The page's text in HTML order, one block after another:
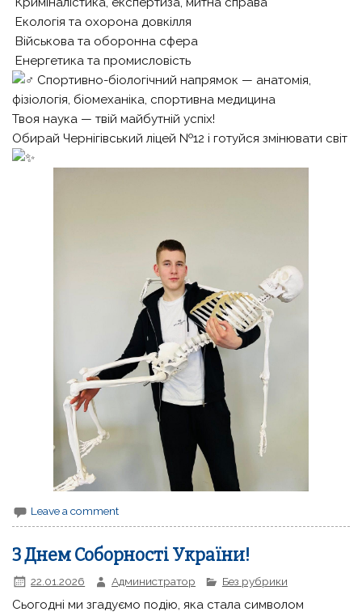
Екологія та охорона довкілля
Військова та оборонна сфера
Енергетика та промисловість
Спортивно-біологічний напрямок — анатомія,
фізіологія, біомеханіка, спортивна медицина
Твоя наука — твій майбутній успіх!
Обирай Чернігівський ліцей №12 і готуйся змінювати світ
Leave a comment
З Днем Соборності України!
22.01.2026 Администратор Без рубрики
Сьогодні ми згадуємо подію, яка стала символом